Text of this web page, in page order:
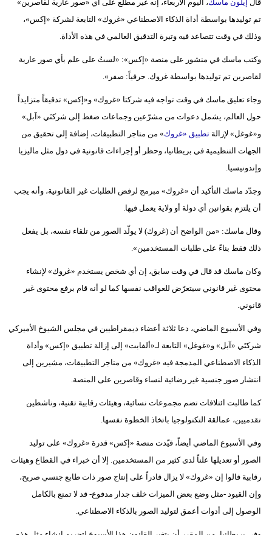
علوم
وتكنولوجيا
أبراج
سيارات
قال إيلون ماسك، اليوم الأربعاء، إنه غير مطّلع على أي «صور عارية لقاصرين»
تم توليدها بواسطة أداة الذكاء الاصطناعي «غروك» التابعة لشركة «إكس»،
وذلك في وقت تتصاعد فيه وتيرة التدقيق العالمي في هذه الأداة.
وكتب ماسك في منشور على منصة «إكس»: «لستُ على علم بأي صور عارية
لقاصرين تم توليدها بواسطة غروك. حرفياً: صفر».
وجاء تعليق ماسك في وقت تواجه فيه شركتا «غروك» و«إكس» تدقيقاً متزايداً
حول العالم، يشمل دعوات من مشرّعين وجماعات ضغط إلى شركتَي «آبل»
و«غوغل» لإزالةتطبيق «غروك» من متاجر التطبيقات، إضافة إلى تحقيق من
الجهات التنظيمية في بريطانيا، وحظر أو إجراءات قانونية في دول مثل ماليزيا
وإندونيسيا.
وجدّد ماسك التأكيد أن «غروك» مبرمج لرفض الطلبات غير القانونية، وأنه يجب
أن يلتزم بقوانين أي دولة أو ولاية يعمل فيها.
وقال ماسك: «من الواضح أن (غروك) لا يولّد الصور من تلقاء نفسه، بل يفعل
ذلك فقط بناءً على طلبات المستخدمين».
وكان ماسك قد قال في وقت سابق، إن أي شخص يستخدم «غروك» لإنشاء
محتوى غير قانوني سيتعرّض للعواقب نفسها كما لو أنه قام برفع محتوى غير
قانوني.
وفي الأسبوع الماضي، دعا ثلاثة أعضاء ديمقراطيين في مجلس الشيوخ الأميركي
شركتَي «آبل» و«غوغل» التابعة لـ«ألفابت» إلى إزالة تطبيق «إكس» وأداة
الذكاء الاصطناعي المدمجة فيه «غروك» من متاجر التطبيقات، مشيرين إلى
انتشار صور جنسية غير رضائية لنساء وقاصرين على المنصة.
كما طالبت ائتلافات تضم مجموعات نسائية، وهيئات رقابية تقنية، وناشطين
تقدميين، عمالقة التكنولوجيا باتخاذ الخطوة نفسها.
وفي الأسبوع الماضي أيضاً، قيّدت منصة «إكس» قدرة «غروك» على توليد
الصور أو تعديلها علناً لدى كثير من المستخدمين. إلا أن خبراء في القطاع وهيئات
رقابية قالوا إن «غروك» لا يزال قادراً على إنتاج صور ذات طابع جنسي صريح،
وإن القيود -مثل وضع بعض الميزات خلف جدار مدفوع- قد لا تمنع بالكامل
الوصول إلى أدوات أعمق لتوليد الصور بالذكاء الاصطناعي.